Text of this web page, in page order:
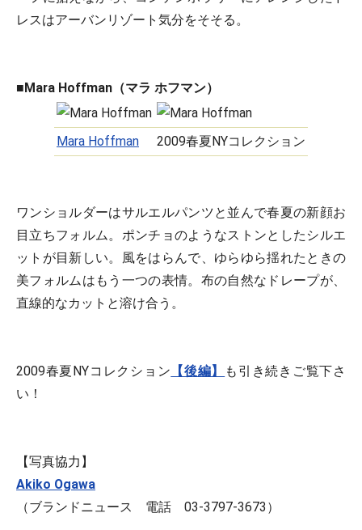
レスはアーバンリゾート気分をそそる。
■Mara Hoffman（マラ ホフマン）
Mara Hoffman 2009春夏NYコレクション
ワンショルダーはサルエルパンツと並んで春夏の新顔お
目立ちフォルム。ポンチョのようなストンとしたシルエ
ットが目新しい。風をはらんで、ゆらゆら揺れたときの
美フォルムはもう一つの表情。布の自然なドレープが、
直線的なカットと溶け合う。
2009春夏NYコレクション 【後編】
も引き続きご覧下さ
い！
【写真協力】
Akiko Ogawa
（ブランドニュース 電話 03-3797-3673）